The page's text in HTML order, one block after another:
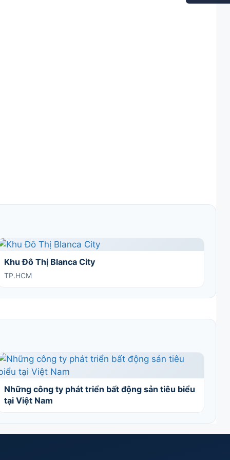
Khu Đô Thị Blanca City
TP.HCM
Những công ty phát triển bất động sản tiêu biểu
tại Việt Nam